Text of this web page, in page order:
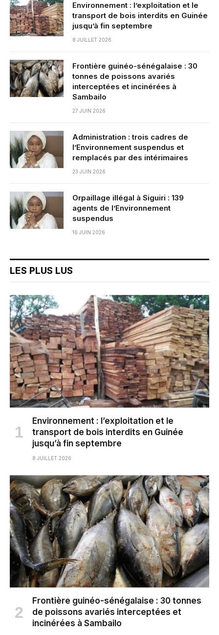
Environnement : l’exploitation et le
transport de bois interdits en Guinée
jusqu’à fin septembre
8 JUILLET 2026
Frontière guinéo-sénégalaise : 30
tonnes de poissons avariés
interceptées et incinérées à
Sambailo
27 JUIN 2026
Administration : trois cadres de
l’Environnement suspendus et
remplacés par des intérimaires
23 JUIN 2026
Orpaillage illégal à Siguiri : 139
agents de l’Environnement
suspendus
16 JUIN 2026
LES PLUS LUS
Environnement : l’exploitation et le
transport de bois interdits en Guinée
jusqu’à fin septembre
8 JUILLET 2026
Frontière guinéo-sénégalaise : 30 tonnes
de poissons avariés interceptées et
incinérées à Sambailo